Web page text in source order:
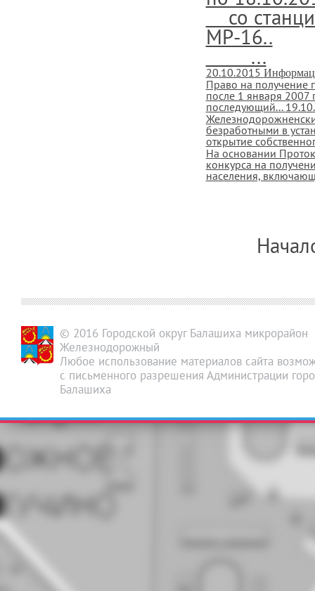
со
МР-16..
...
20.10.2015
Право на получение
после 1 января 2007
последующий...
безработными в
открытие
На основании
конкурса на
населения,
© 2016 Городской округ Балашиха микрорайон
Железнодорожный
Любое использование материалов сайта
с письменного разрешения Администрации
Балашиха